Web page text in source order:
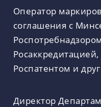
Оператор
соглашения с
Роспатентом и
Директор